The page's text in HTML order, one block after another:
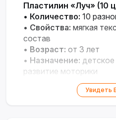
Пластилин «Луч» (10
• Количество: 10
• Свойства: мягкая
состав
• Возраст: от 3 лет
• Назначение:
развитие моторики
Увидеть